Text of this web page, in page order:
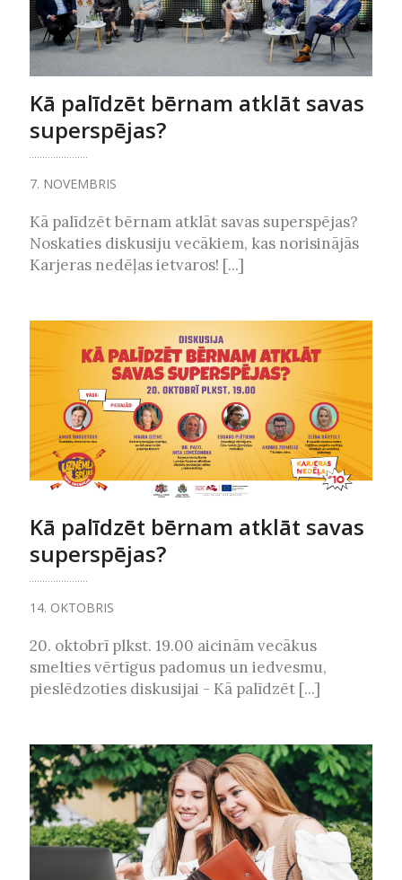
Kā palīdzēt bērnam atklāt savas
superspējas?
7. NOVEMBRIS
Kā palīdzēt bērnam atklāt savas superspējas?
Noskaties diskusiju vecākiem, kas norisinājās
Karjeras nedēļas ietvaros! [...]
Kā palīdzēt bērnam atklāt savas
superspējas?
14. OKTOBRIS
20. oktobrī plkst. 19.00 aicinām vecākus
smelties vērtīgus padomus un iedvesmu,
pieslēdzoties diskusijai - Kā palīdzēt [...]